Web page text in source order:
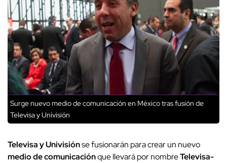
Surge nuevo medio de comunicación en México tras fusión de
Televisa y Univisión
Televisa y Univisiónse fusionarán para crear un nuevo
medio de comunicaciónque llevará por nombreTelevisa-